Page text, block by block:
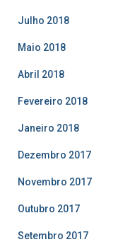
Julho 2018
Maio 2018
Abril 2018
Fevereiro 2018
Janeiro 2018
Dezembro 2017
Novembro 2017
Outubro 2017
Setembro 2017